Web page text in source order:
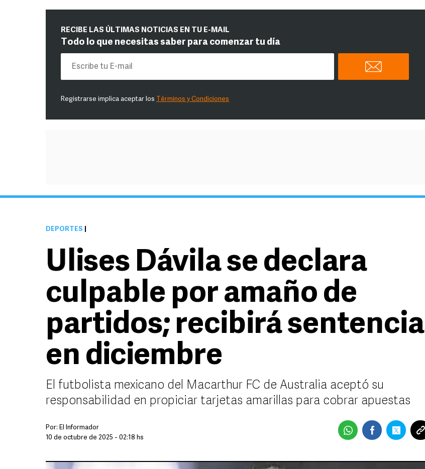
RECIBE LAS ÚLTIMAS NOTICIAS EN TU E-MAIL
Todo lo que necesitas saber para comenzar tu día
Registrarse implica aceptar los Términos y Condiciones
DEPORTES
Ulises Dávila se declara
culpable por amaño de
partidos; recibirá sentencia
en diciembre
El futbolista mexicano del Macarthur FC de Australia aceptó su
responsabilidad en propiciar tarjetas amarillas para cobrar apuestas
Por: El Informador
10 de octubre de 2025 - 02:18 hs